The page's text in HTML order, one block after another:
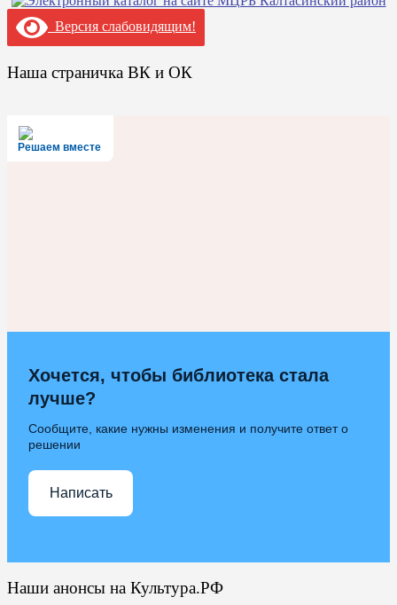
Версия слабовидящим!
Наша страничка ВК и ОК
Решаем вместе
Хочется, чтобы библиотека стала
лучше?
Сообщите, какие нужны изменения и получите ответ о
решении
Написать
Наши анонсы на Культура.РФ